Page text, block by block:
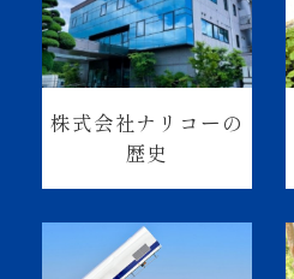
株式会社ナリコーの
歴史